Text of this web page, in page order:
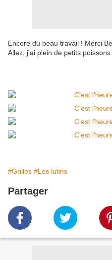
Encore du beau travail ! Merci
Allez, j'ai plein de petits
#Grilles #Les lutins
Partager